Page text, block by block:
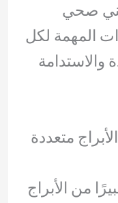
فني صحي
المهمة لكل
متعددة
من الأبراج